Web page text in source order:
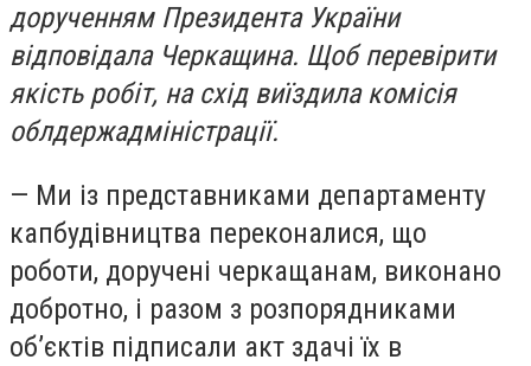
дорученням Президента України
відповідала Черкащина. Щоб перевірити
якість робіт, на схід виїздила комісія
облдержадміністрації.
— Ми із представниками департаменту
капбудівництва переконалися, що
роботи, доручені черкащанам, виконано
добротно, і разом з розпорядниками
об’єктів підписали акт здачі їх в